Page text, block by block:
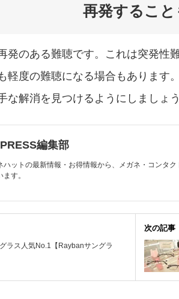
再発すること
発のある難聴です。これは突発性
軽度の難聴になる場合もあります。
な解消を見つけるようにしましょう
編集部
ハットの最新情報・お得情報から、メガネ・コンタ
ます。
ラス人気No.1【Raybanサングラ
次の記事